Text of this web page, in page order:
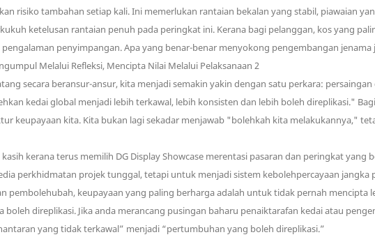
risiko tambahan setiap kali. Ini memerlukan rantaian bekalan yang stabil, piawaian
ketelusan rantaian penuh pada peringkat ini. Kerana bagi pelanggan, kos yang
penyimpangan. Apa yang benar-benar menyokong pengembangan
secara beransur-ansur, kita menjadi semakin yakin dengan satu perkara:
kedai global menjadi lebih terkawal, lebih konsisten dan lebih boleh direplikasi."
keupayaan kita. Kita bukan lagi sekadar menjawab "bolehkah kita melakukannya,"
kerana terus memilih DG Display Showcase merentasi pasaran dan peringkat
perkhidmatan projek tunggal, tetapi untuk menjadi sistem kebolehpercayaan jangka
pembolehubah, keupayaan yang paling berharga adalah untuk tidak pernah
direplikasi. Jika anda merancang pusingan baharu penaiktarafan kedai atau
yang tidak terkawal” menjadi “pertumbuhan yang boleh direplikasi.”